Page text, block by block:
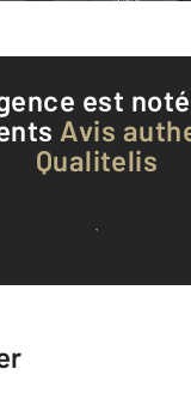
est
Avis
Qualitelis
Voir tous les avis